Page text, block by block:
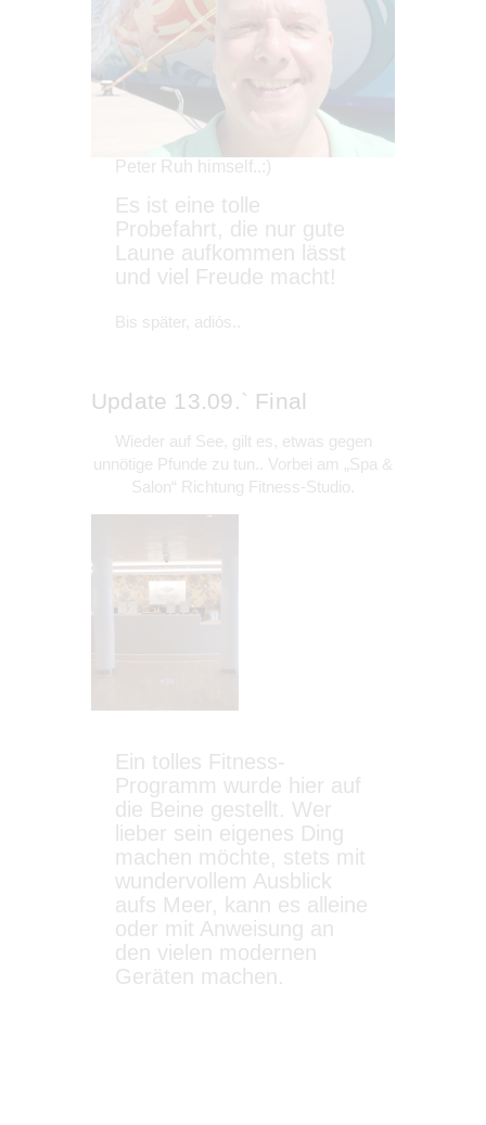
Peter Ruh himself..:)
Es ist eine tolle
Probefahrt, die nur gute
Laune aufkommen lässt
und viel Freude macht!
Bis später, adiós..
Update 13.09.` Final
Wieder auf See, gilt es, etwas gegen
unnötige Pfunde zu tun.. Vorbei am „Spa &
Salon“ Richtung Fitness-Studio.
Ein tolles Fitness-
Programm wurde hier auf
die Beine gestellt. Wer
lieber sein eigenes Ding
machen möchte, stets mit
wundervollem Ausblick
aufs Meer, kann es alleine
oder mit Anweisung an
den vielen modernen
Geräten machen.